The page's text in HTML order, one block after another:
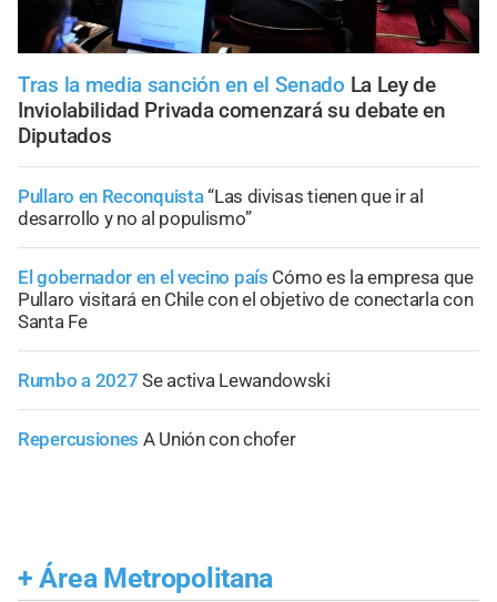
Tras la media sanción en el Senado La Ley de
Inviolabilidad Privada comenzará su debate en
Diputados
Pullaro en Reconquista“Las divisas tienen que ir al
desarrollo y no al populismo”
El gobernador en el vecino país Cómo es la empresa que
Pullaro visitará en Chile con el objetivo de conectarla con
Santa Fe
Rumbo a 2027 Se activa Lewandowski
Repercusiones A Unión con chofer
+ Área Metropolitana